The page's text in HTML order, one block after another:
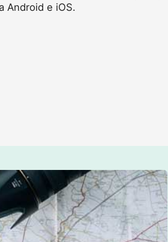
Android e iOS.